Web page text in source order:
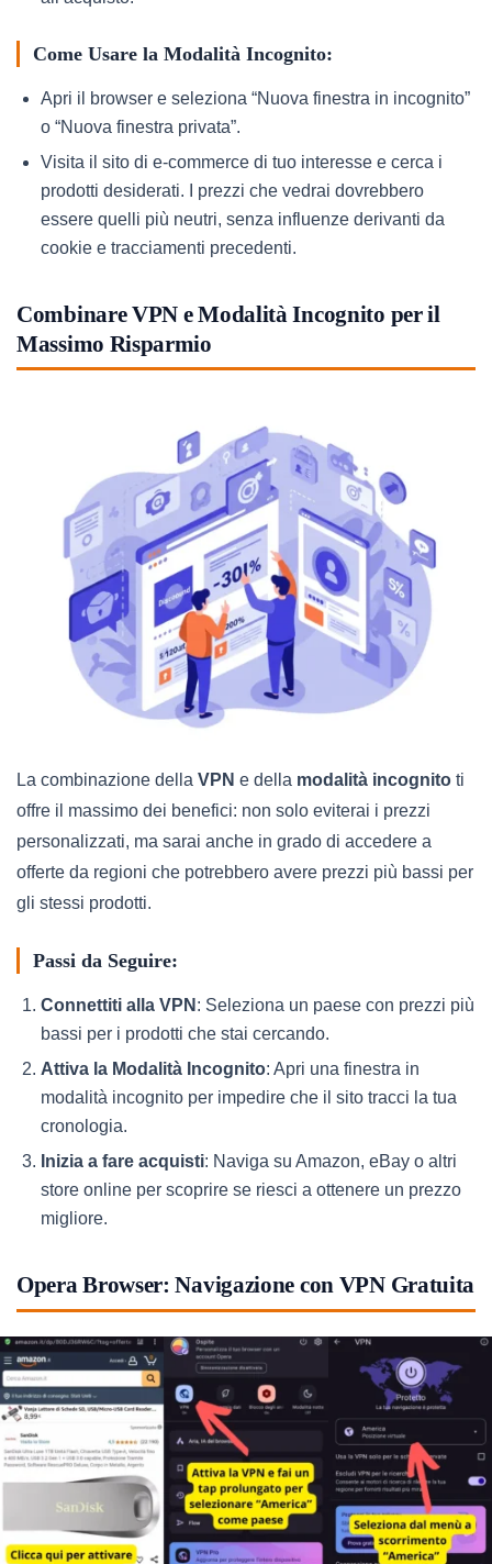
Come Usare la Modalità Incognito:
Apri il browser e seleziona “Nuova finestra in incognito”
o “Nuova finestra privata”.
Visita il sito di e-commerce di tuo interesse e cerca i
prodotti desiderati. I prezzi che vedrai dovrebbero
essere quelli più neutri, senza influenze derivanti da
cookie e tracciamenti precedenti.
Combinare VPN e Modalità Incognito per il
Massimo Risparmio
La combinazione della VPN e della modalità incognito ti
offre il massimo dei benefici: non solo eviterai i prezzi
personalizzati, ma sarai anche in grado di accedere a
offerte da regioni che potrebbero avere prezzi più bassi per
gli stessi prodotti.
Passi da Seguire:
Connettiti alla VPN : Seleziona un paese con prezzi più
bassi per i prodotti che stai cercando.
Attiva la Modalità Incognito: Apri una finestra in
modalità incognito per impedire che il sito tracci la tua
cronologia.
Inizia a fare acquisti: Naviga su Amazon, eBay o altri
store online per scoprire se riesci a ottenere un prezzo
migliore.
Opera Browser: Navigazione con VPN Gratuita